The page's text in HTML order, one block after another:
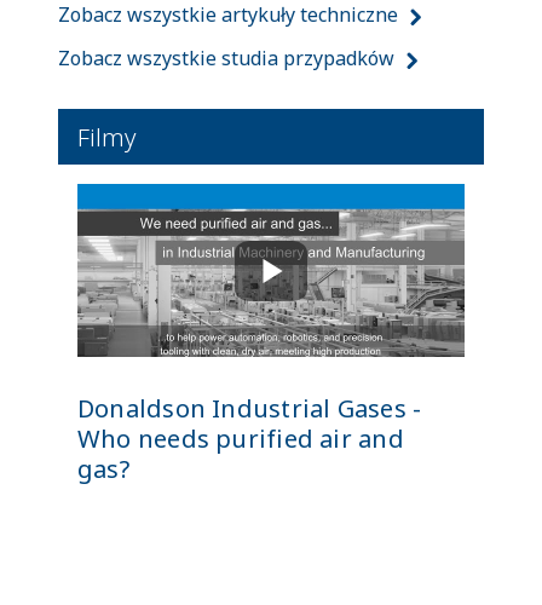
Zobacz wszystkie artykuły techniczne
Zobacz wszystkie studia przypadków
Filmy
Donaldson Industrial Gases -
Who needs purified air and
gas?